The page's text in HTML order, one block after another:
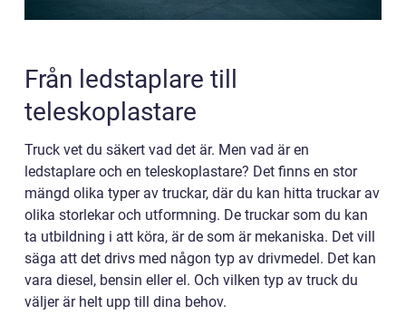
Från ledstaplare till
teleskoplastare
Truck vet du säkert vad det är. Men vad är en
ledstaplare och en teleskoplastare? Det finns en stor
mängd olika typer av truckar, där du kan hitta truckar av
olika storlekar och utformning. De truckar som du kan
ta utbildning i att köra, är de som är mekaniska. Det vill
säga att det drivs med någon typ av drivmedel. Det kan
vara diesel, bensin eller el. Och vilken typ av truck du
väljer är helt upp till dina behov.